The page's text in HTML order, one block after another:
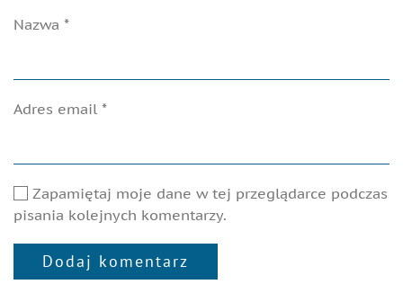
Nazwa *
Adres email *
Zapamiętaj moje dane w tej przeglądarce podczas
pisania kolejnych komentarzy.
Dodaj komentarz